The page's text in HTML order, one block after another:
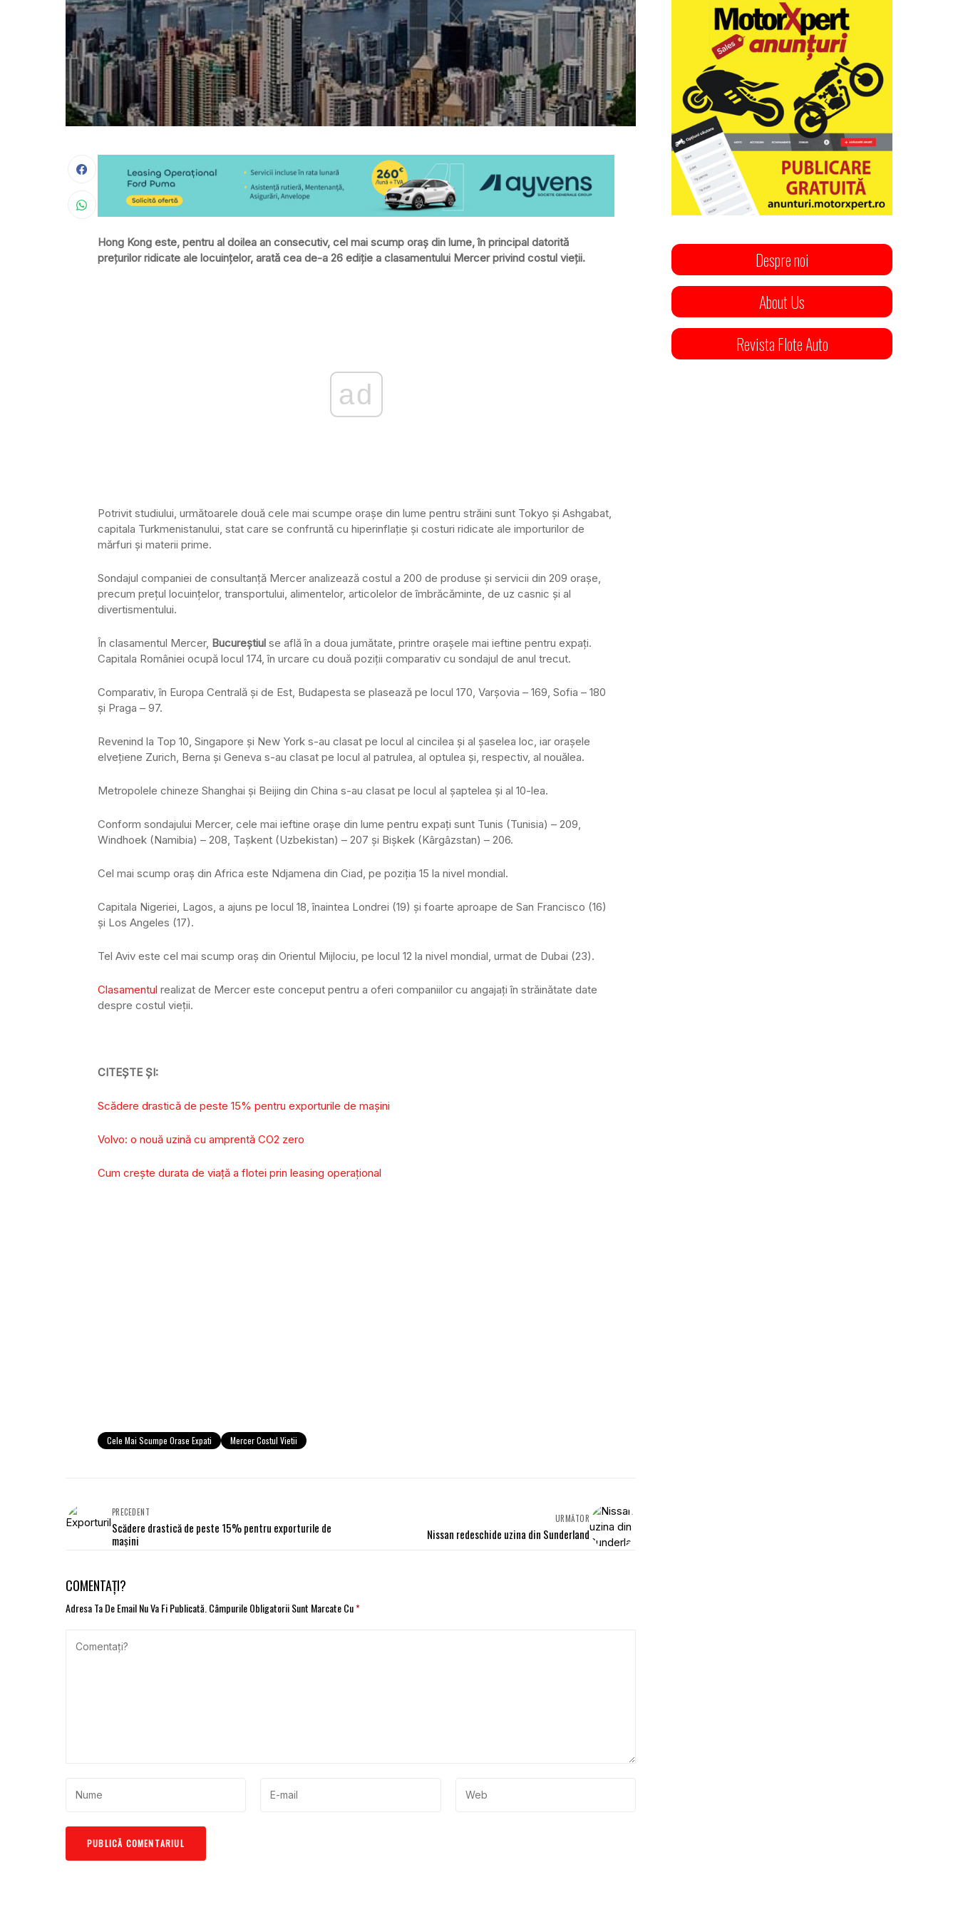
Hong Kong este, pentru al doilea an consecutiv, cel mai scump oraș din lume, în principal datorită
prețurilor ridicate ale locuințelor, arată cea de-a 26 ediție a clasamentului Mercer privind costul vieții.
ad
Potrivit studiului, următoarele două cele mai scumpe orașe din lume pentru străini sunt Tokyo și Ashgabat,
capitala Turkmenistanului, stat care se confruntă cu hiperinflație și costuri ridicate ale importurilor de
mărfuri și materii prime.
Sondajul companiei de consultanță Mercer analizează costul a 200 de produse și servicii din 209 orașe,
precum prețul locuințelor, transportului, alimentelor, articolelor de îmbrăcăminte, de uz casnic și al
divertismentului.
În clasamentul Mercer, Bucureștiul se află în a doua jumătate, printre orașele mai ieftine pentru expați.
Capitala României ocupă locul 174, în urcare cu două poziții comparativ cu sondajul de anul trecut.
Comparativ, în Europa Centrală și de Est, Budapesta se plasează pe locul 170, Varșovia – 169, Sofia – 180
și Praga – 97.
Revenind la Top 10, Singapore și New York s-au clasat pe locul al cincilea și al șaselea loc, iar orașele
elvețiene Zurich, Berna și Geneva s-au clasat pe locul al patrulea, al optulea și, respectiv, al nouălea.
Metropolele chineze Shanghai și Beijing din China s-au clasat pe locul al șaptelea și al 10-lea.
Conform sondajului Mercer, cele mai ieftine orașe din lume pentru expați sunt Tunis (Tunisia) – 209,
Windhoek (Namibia) – 208, Tașkent (Uzbekistan) – 207 și Bișkek (Kârgâzstan) – 206.
Cel mai scump oraș din Africa este Ndjamena din Ciad, pe poziția 15 la nivel mondial.
Capitala Nigeriei, Lagos, a ajuns pe locul 18, înaintea Londrei (19) și foarte aproape de San Francisco (16)
și Los Angeles (17).
Tel Aviv este cel mai scump oraș din Orientul Mijlociu, pe locul 12 la nivel mondial, urmat de Dubai (23).
Clasamentul realizat de Mercer este conceput pentru a oferi companiilor cu angajați în străinătate date
despre costul vieții.
CITEȘTE ȘI:
Scădere drastică de peste 15% pentru exporturile de maşini
Volvo: o nouă uzină cu amprentă CO2 zero
Cum creşte durata de viaţă a flotei prin leasing operaţional
Cele Mai Scumpe Orase Expati Mercer Costul Vietii
PRECEDENT
Scădere drastică de peste 15% pentru exporturile de
maşini
URMĂTOR
Nissan redeschide uzina din Sunderland
COMENTAȚI?
Adresa Ta De Email Nu Va Fi Publicată. Câmpurile Obligatorii Sunt Marcate Cu*
Despre noi
About Us
Revista Flote Auto